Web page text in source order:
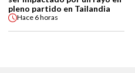
pleno partido en Tailandia
Hace 6 horas